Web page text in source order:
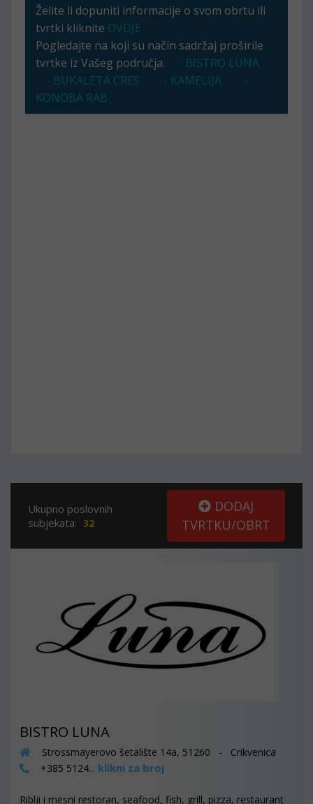
Želite li dopuniti informacije o svom obrtu ili
tvrtki kliknite OVDJE
Pogledajte na koji su način sadržaj proširile
tvrtke iz Vašeg područja:
- BISTRO LUNA
- BUKALETA CRES
- KAMELIJA
-
KONOBA RAB
Ukupno poslovnih
subjekata: 32
DODAJ
TVRTKU/OBRT
BISTRO LUNA
Strossmayerovo šetalište 14a, 51260 - Crikvenica
+385 5124... klikni za broj
Riblji i mesni restoran, seafood, fish, grill, pizza, restaurant